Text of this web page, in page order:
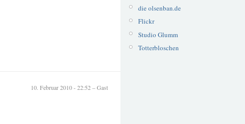
10. Februar 2010 - 22:52 – Gast
die olsenban.de
Flickr
Studio Glumm
Totterbloschen